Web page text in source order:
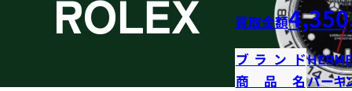
買取金額
ブランド
商品名バーキ